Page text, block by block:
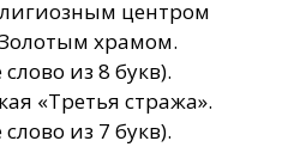
центром
храмом.
из 8 букв).
«Третья стража».
из 7 букв).